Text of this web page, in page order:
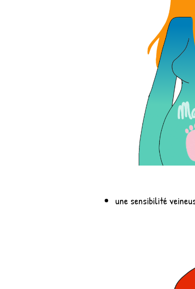
une sensibilité